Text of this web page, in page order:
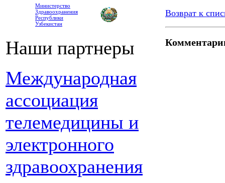
Министерство
Здравоохранения
Республики
Узбекистан
Наши партнеры
Международная
ассоциация
телемедицины и
электронного
здравоохранения
Возврат к